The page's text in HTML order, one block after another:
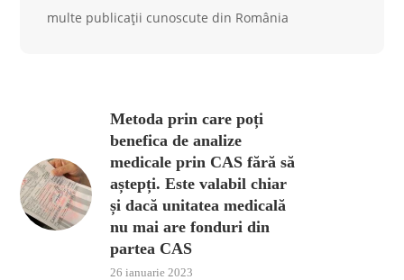
multe publicații cunoscute din România
Metoda prin care poți
benefica de analize
medicale prin CAS fără să
aștepți. Este valabil chiar
și dacă unitatea medicală
nu mai are fonduri din
partea CAS
26 ianuarie 2023